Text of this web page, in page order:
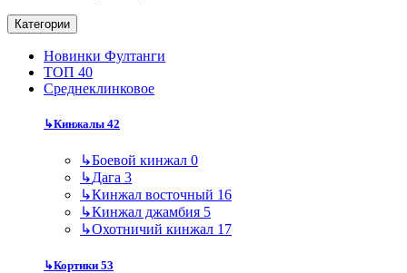
Категории
Новинки Фултанги
ТОП 40
Среднеклинковое
↳Кинжалы 42
↳Боевой кинжал 0
↳Дага 3
↳Кинжал восточный 16
↳Кинжал джамбия 5
↳Охотничий кинжал 17
↳Кортики 53